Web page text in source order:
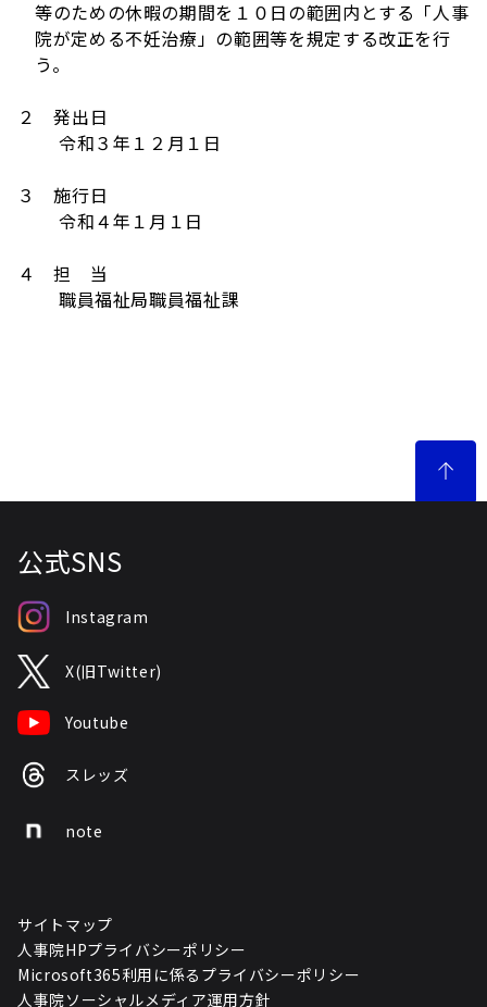
等のための休暇の期間を１０日の範囲内とする「人事
院が定める不妊治療」の範囲等を規定する改正を行
う。
２ 発出日
令和３年１２月１日
３ 施行日
令和４年１月１日
４ 担 当
職員福祉局職員福祉課
公式SNS
Instagram
X(旧Twitter)
Youtube
スレッズ
note
サイトマップ
人事院HPプライバシーポリシー
Microsoft365利用に係るプライバシーポリシー
人事院ソーシャルメディア運用方針